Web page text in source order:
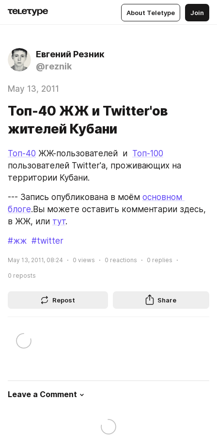
About Teletype Join
Евгений Резник
@reznik
May 13, 2011
Топ-40 ЖЖ и Twitter'ов
жителей Кубани
Топ-40 ЖЖ-пользователей  и Топ-100
пользователей Twitter'а, проживающих на
территории Кубани.
--- Запись опубликована в моём основном
блоге.Вы можете оставить комментарии здесь,
в ЖЖ, или тут.
#жж #twitter
May 13, 2011, 08:24 0 views 0 reactions 0 replies
0 reposts
Repost Share
Leave a Comment